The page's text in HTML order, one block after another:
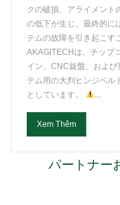
クの破損、アライメント
の低下が生じ、最終的に
テムの故障を引き起こす
AKAGITECHは、チップ
イン、CNC旋盤、および
テム用の大判ヒンジベル
としています。
...
Xem Thêm
パートナー